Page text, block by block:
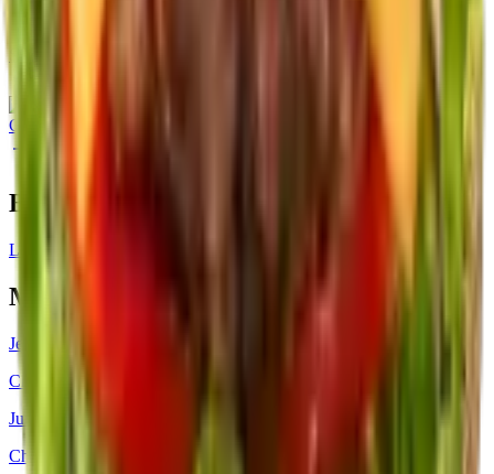
Gofood
Big Order
Learn More
Menu Serupa
Jelata Cheesse
Cheese Burger
Juragan Cheese
Cheese Burger